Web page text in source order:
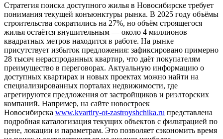
Стратегия поиска доступного жилья в Новосибирске требует
понимания текущей конъюнктуры рынка. В 2025 году объёмы
строительства сократились на 27%, но объём строящегося
жилья остаётся внушительным — около 4 миллионов
квадратных метров находится в работе. На рынке
присутствует избыток предложения: зафиксировано примерно
28 тысяч нераспроданных квартир, что даёт покупателям
преимущество в переговорах. Актуальную информацию о
доступных квартирах и новых проектах можно найти на
специализированных порталах недвижимости, где
агрегируются предложения от застройщиков и риэлторских
компаний. Например, на сайте новостроек
Новосибирска www.kvartiry-ot-zastroyshchika.ru представлена
подробная каталогизация текущих объектов с фильтрацией по
цене, локации и параметрам. Это позволяет сэкономить время